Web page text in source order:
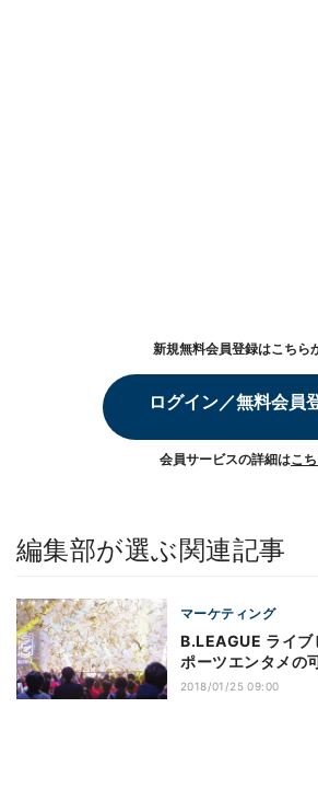
新規無料会員登録はこちら
ログイン／無料会員
会員サービスの詳細はこ
編集部が選ぶ関連記事
マーケティング
B.LEAGUE ライブ
ポーツエンタメの
2018/01/25 09:00